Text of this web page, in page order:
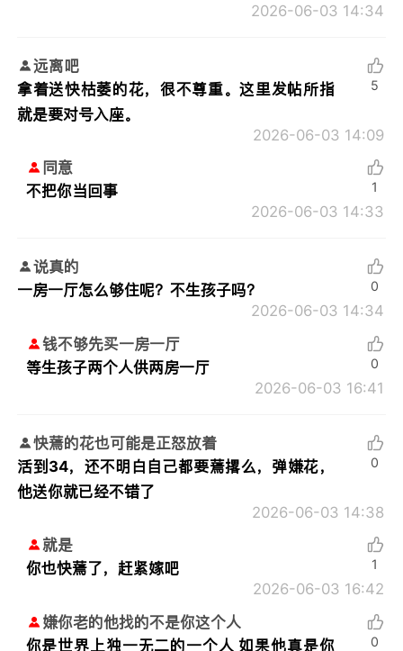
2026-06-03 14:34
远离吧
拿着送快枯萎的花，很不尊重。这里发帖所指
就是要对号入座。
2026-06-03 14:09
5
同意
不把你当回事
2026-06-03 14:33
1
说真的
一房一厅怎么够住呢？不生孩子吗？
2026-06-03 14:34
0
钱不够先买一房一厅
等生孩子两个人供两房一厅
2026-06-03 16:41
0
快蔫的花也可能是正怒放着
活到34，还不明白自己都要蔫撂么，弹嫌花，
他送你就已经不错了
2026-06-03 14:38
0
就是
你也快蔫了，赶紧嫁吧
2026-06-03 16:42
1
嫌你老的他找的不是你这个人
你是世界上独一无二的一个人 如果他真是你
0